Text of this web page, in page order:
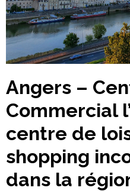
Angers –
Commercial
centre de
shopping
dans la